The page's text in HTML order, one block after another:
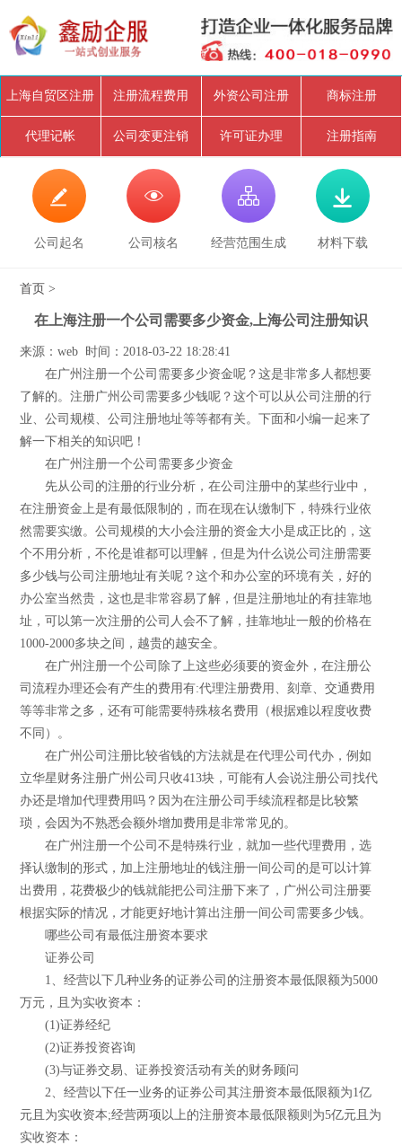
上海自贸区注册 注册流程费用 外资公司注册 商标注册
代理记帐 公司变更注销 许可证办理 注册指南

公司起名

公司核名

经营范围生成

材料下载
首页 >
在上海注册一个公司需要多少资金,上海公司注册知识
来源：web 时间：2018-03-22 18:28:41
在广州注册一个公司需要多少资金呢？这是非常多人都想要
了解的。注册广州公司需要多少钱呢？这个可以从公司注册的行
业、公司规模、公司注册地址等等都有关。下面和小编一起来了
解一下相关的知识吧！
在广州注册一个公司需要多少资金
先从公司的注册的行业分析，在公司注册中的某些行业中，
在注册资金上是有最低限制的，而在现在认缴制下，特殊行业依
然需要实缴。公司规模的大小会注册的资金大小是成正比的，这
个不用分析，不伦是谁都可以理解，但是为什么说公司注册需要
多少钱与公司注册地址有关呢？这个和办公室的环境有关，好的
办公室当然贵，这也是非常容易了解，但是注册地址的有挂靠地
址，可以第一次注册的公司人会不了解，挂靠地址一般的价格在
1000-2000多块之间，越贵的越安全。
在广州注册一个公司除了上这些必须要的资金外，在注册公
司流程办理还会有产生的费用有:代理注册费用、刻章、交通费用
等等非常之多，还有可能需要特殊核名费用（根据难以程度收费
不同）。
在广州公司注册比较省钱的方法就是在代理公司代办，例如
立华星财务注册广州公司只收413块，可能有人会说注册公司找代
办还是增加代理费用吗？因为在注册公司手续流程都是比较繁
琐，会因为不熟悉会额外增加费用是非常常见的。
在广州注册一个公司不是特殊行业，就加一些代理费用，选
择认缴制的形式，加上注册地址的钱注册一间公司的是可以计算
出费用，花费极少的钱就能把公司注册下来了，广州公司注册要
根据实际的情况，才能更好地计算出注册一间公司需要多少钱。
哪些公司有最低注册资本要求
证券公司
1、经营以下几种业务的证券公司的注册资本最低限额为5000
万元，且为实收资本：
(1)证券经纪
(2)证券投资咨询
(3)与证券交易、证券投资活动有关的财务顾问
2、经营以下任一业务的证券公司其注册资本最低限额为1亿
元且为实收资本;经营两项以上的注册资本最低限额则为5亿元且为
实收资本：